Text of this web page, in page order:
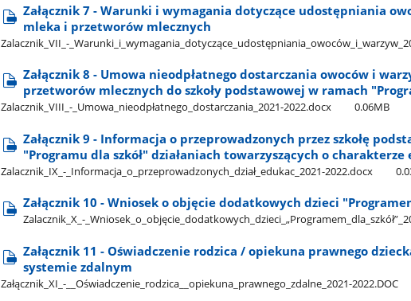
Załącznik 7 - Warunki i wymagania dotyczące udostępniania
mleka i przetworów mlecznych
Zalacznik​_VII​_-​
Załącznik 8 - Umowa nieodpłatnego dostarczania owoców i
przetworów mlecznych do szkoły podstawowej w ramach
Zalacznik​_VIII​_-​_Umowa​_nieodpłatnego​_dostarczania​_2021-2022.docx 0.06MB
Załącznik 9 - Informacja o przeprowadzonych przez szkołę
"Programu dla szkół" działaniach towarzyszących o
Zalacznik​_IX​_-​_Informacja​_o​_przeprowadzonych​_dział​_edukac​_2021-2022.docx
Załącznik 10 - Wniosek o objęcie dodatkowych dzieci
Zalacznik​_X​_-​
Załącznik 11 - Oświadczenie rodzica / opiekuna prawnego
systemie zdalnym
Załącznik​_XI​_-​_​_Oświadczenie​_rodzica​_​_opiekuna​_prawnego​_zdalne​_2021-2022.DOC